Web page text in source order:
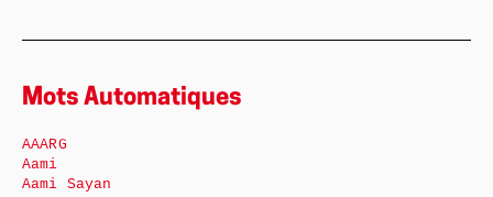
Mots Automatiques
AAARG
Aami
Aami Sayan